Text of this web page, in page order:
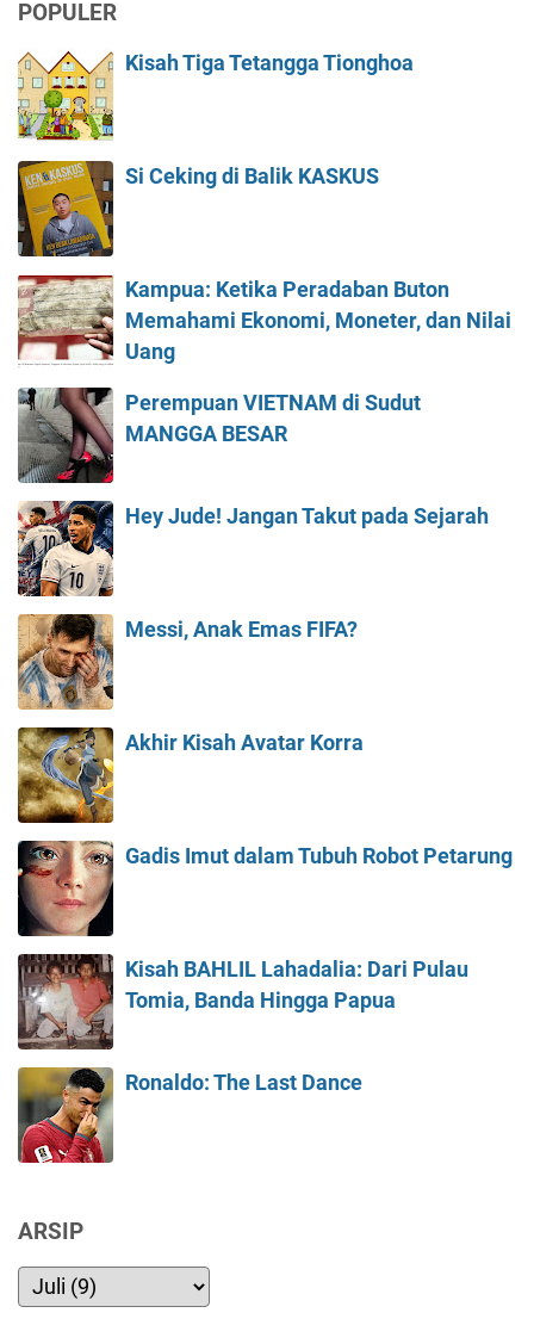
POPULER
Kisah Tiga Tetangga Tionghoa
Si Ceking di Balik KASKUS
Kampua: Ketika Peradaban Buton
Memahami Ekonomi, Moneter, dan Nilai
Uang
Perempuan VIETNAM di Sudut
MANGGA BESAR
Hey Jude! Jangan Takut pada Sejarah
Messi, Anak Emas FIFA?
Akhir Kisah Avatar Korra
Gadis Imut dalam Tubuh Robot Petarung
Kisah BAHLIL Lahadalia: Dari Pulau
Tomia, Banda Hingga Papua
Ronaldo: The Last Dance
ARSIP